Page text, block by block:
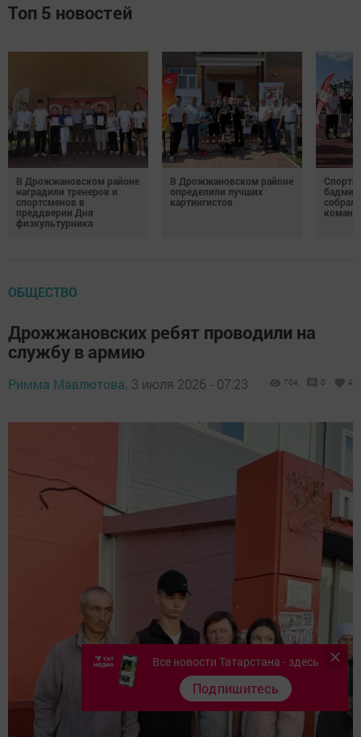
Топ 5 новостей
В Дрожжановском районе
наградили тренеров и
спортсменов в
преддверии Дня
физкультурника
В Дрожжановском районе
определили лучших
картингистов
ОБЩЕСТВО
Дрожжановских ребят проводили на
службу в армию
Римма Мавлютова, 3 июля 2026 - 07:23 704 0 4
Все новости Татарстана - здесь
Подпишитесь